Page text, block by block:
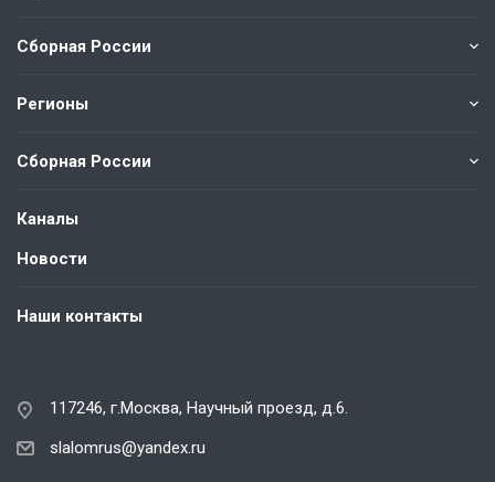
Сборная России
Регионы
Сборная России
Каналы
Новости
Наши контакты
117246, г.Москва, Научный проезд, д.6.
slalomrus@yandex.ru